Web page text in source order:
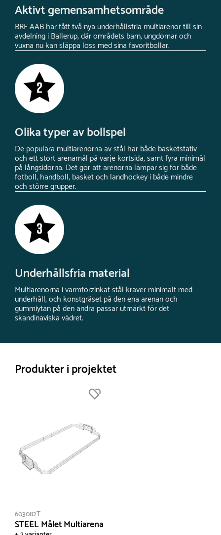
Aktivt gemensamhetsområde
BRF AAB har fått två nya underhållsfria multiarenor till sin
avdelning i Ballerup, där områdets barn, ungdomar och
vuxna nu kan släppa loss med sina favoritbollar.
Olika typer av bollspel
De populära multiarenorna av stål har både basketstativ
och ett stort arenamål på varje kortsida, samt fyra minimål
på långsidorna. Det gör att arenorna lämpar sig för både
fotboll, handboll, basket och landhockey i både mindre
och större grupper.
Underhållsfria material
Multiarenorna i varmförzinkat stål kräver minimalt med
underhåll, och konstgräset på den ena arenan och
gummiytan på den andra passar utmärkt för det
skandinaviska vädret.
Produkter i projektet
603082T
STEEL Målet Multiarena